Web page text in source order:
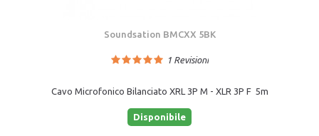
Soundsation BMCXX 5BK
1Revisioni
Cavo Microfonico Bilanciato XRL 3P M - XLR 3P F 5m
Disponibile